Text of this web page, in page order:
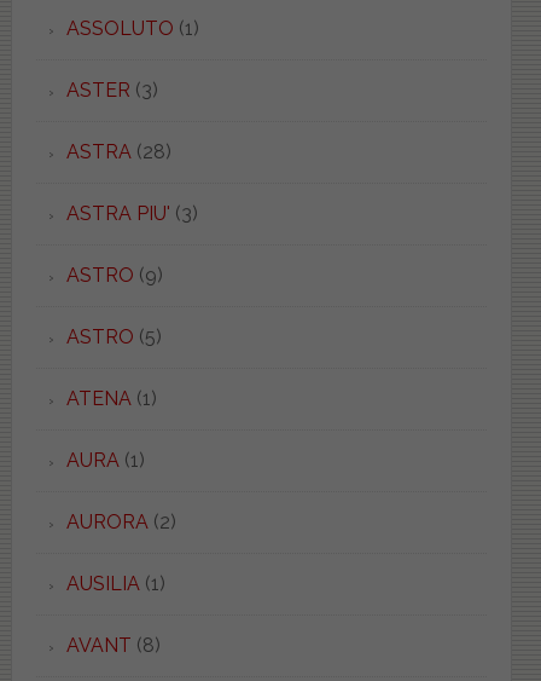
ASSOLUTO (1)
ASTER (3)
ASTRA(28)
ASTRA PIU' (3)
ASTRO (9)
ASTRO (5)
ATENA(1)
AURA(1)
AURORA(2)
AUSILIA(1)
AVANT (8)